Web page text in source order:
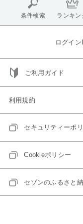
条件検索 ランキン
ログイ
ご利用ガイド
利用規約
セキュリティーポ
Cookieポリシー
セゾンのふるさと